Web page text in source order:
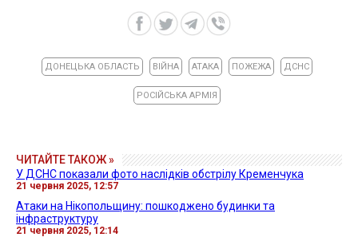
ДОНЕЦЬКА ОБЛАСТЬ ВІЙНА АТАКА ПОЖЕЖА ДСНС
РОСІЙСЬКА АРМІЯ
ЧИТАЙТЕ ТАКОЖ »
У ДСНС показали фото наслідків обстрілу Кременчука
21 червня 2025, 12:57
Атаки на Нікопольщину: пошкоджено будинки та
інфраструктуру
21 червня 2025, 12:14